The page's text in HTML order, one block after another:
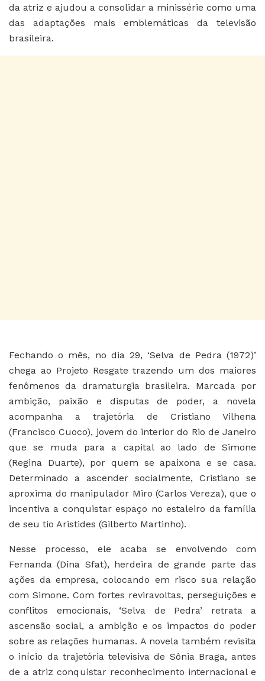
da atriz e ajudou a consolidar a minissérie como uma
das adaptações mais emblemáticas da televisão
brasileira.
Fechando o mês, no dia 29, ‘Selva de Pedra (1972)’
chega ao Projeto Resgate trazendo um dos maiores
fenômenos da dramaturgia brasileira. Marcada por
ambição, paixão e disputas de poder, a novela
acompanha a trajetória de Cristiano Vilhena
(Francisco Cuoco), jovem do interior do Rio de Janeiro
que se muda para a capital ao lado de Simone
(Regina Duarte), por quem se apaixona e se casa.
Determinado a ascender socialmente, Cristiano se
aproxima do manipulador Miro (Carlos Vereza), que o
incentiva a conquistar espaço no estaleiro da família
de seu tio Aristides (Gilberto Martinho).
Nesse processo, ele acaba se envolvendo com
Fernanda (Dina Sfat), herdeira de grande parte das
ações da empresa, colocando em risco sua relação
com Simone. Com fortes reviravoltas, perseguições e
conflitos emocionais, ‘Selva de Pedra’ retrata a
ascensão social, a ambição e os impactos do poder
sobre as relações humanas. A novela também revisita
o início da trajetória televisiva de Sônia Braga, antes
de a atriz conquistar reconhecimento internacional e